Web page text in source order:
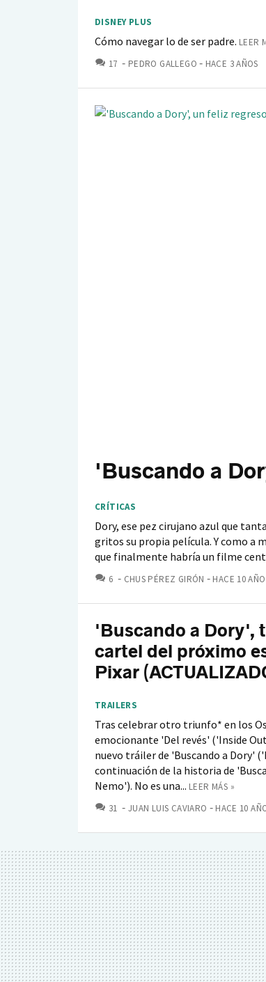
DISNEY PLUS
Cómo navegar lo de ser padre. LEER
17 COMENTARIOS
PEDRO GALLEGO HACE 3 AÑOS
'Buscando a
CRÍTICAS
Dory, ese pez cirujano azul que
gritos su propia película. Y como a
que finalmente habría un filme
6 COMENTARIOS
CHUS PÉREZ GIRÓN HACE 10
'Buscando a Dory',
cartel del próximo
Pixar
TRAILERS
Tras celebrar otro triunfo* en los
emocionante 'Del revés' ('Inside
nuevo tráiler de 'Buscando a Dory'
continuación de la historia de
Nemo'). No es una... LEER MÁS »
31 COMENTARIOS
JUAN LUIS CAVIARO HACE 10